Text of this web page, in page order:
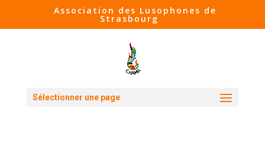
Association des Lusophones de
Strasbourg
Sélectionner une page